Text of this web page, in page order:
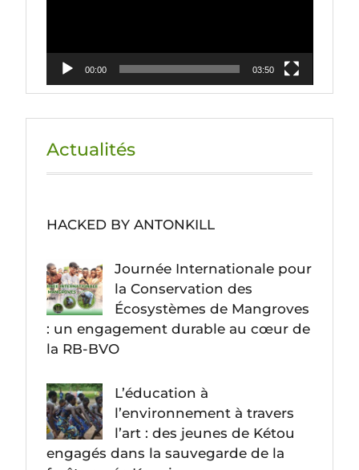
00:00 03:50
Actualités
HACKED BY ANTONKILL
Journée Internationale pour
la Conservation des
Écosystèmes de Mangroves
: un engagement durable au cœur de
la RB-BVO
L’éducation à
l’environnement à travers
l’art : des jeunes de Kétou
engagés dans la sauvegarde de la